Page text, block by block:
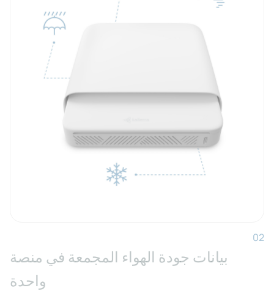
02
بيانات جودة الهواء المجمعة في منصة
واحدة